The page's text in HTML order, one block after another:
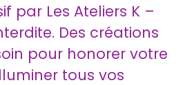
par Les Ateliers K –
Des créations
pour honorer votre
tous vos